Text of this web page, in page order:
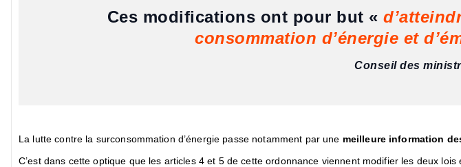
Ces modifications ont pour but «
consommation d’énergie et
Conseil des
La lutte contre la surconsommation d’énergie passe notamment par une meilleure information
C’est dans cette optique que les articles 4 et 5 de cette ordonnance viennent modifier les deux lois